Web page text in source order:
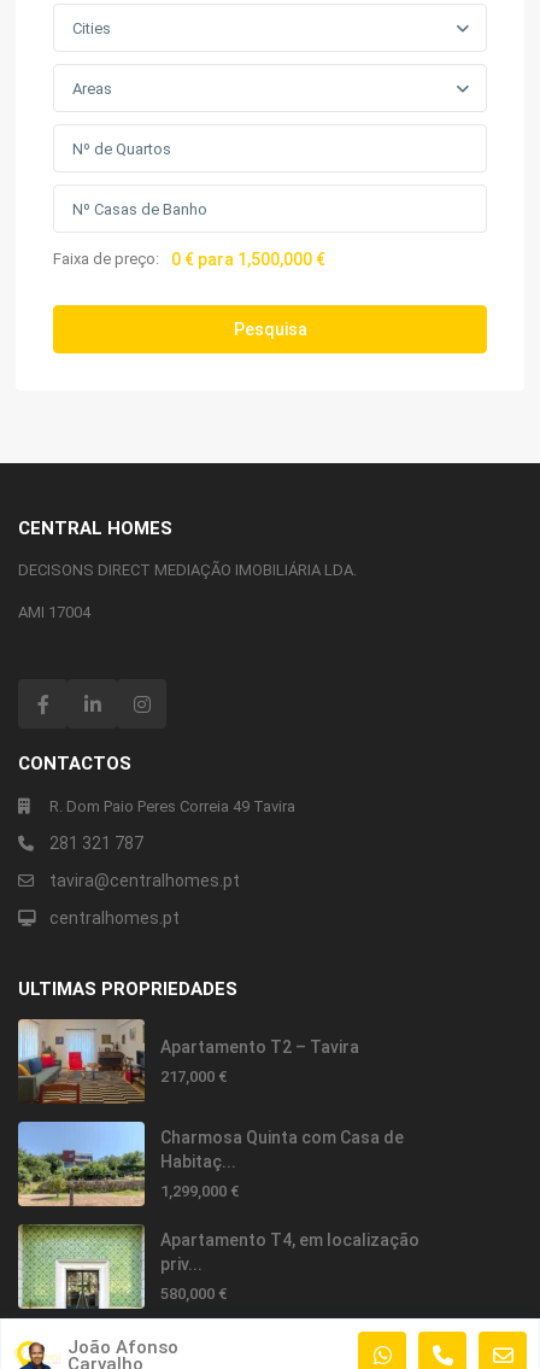
Cities
Areas
Faixa de preço: 0 € para 1,500,000 €
Pesquisa
CENTRAL HOMES
DECISONS DIRECT MEDIAÇÃO IMOBILIÁRIA LDA.
AMI 17004
CONTACTOS
R. Dom Paio Peres Correia 49 Tavira
281 321 787
tavira@centralhomes.pt
centralhomes.pt
ULTIMAS PROPRIEDADES
Apartamento T2 – Tavira
217,000 €
Charmosa Quinta com Casa de
Habitaç...
1,299,000 €
Apartamento T4, em localização
priv...
580,000 €
João Afonso
Carvalho